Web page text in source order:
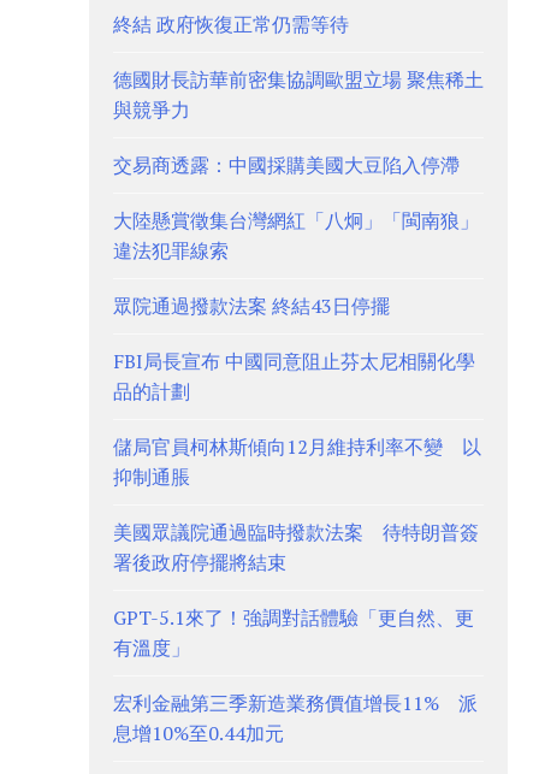
終結 政府恢復正常仍需等待
德國財長訪華前密集協調歐盟立場 聚焦稀土
與競爭力
交易商透露：中國採購美國大豆陷入停滯
大陸懸賞徵集台灣網紅「八炯」「閩南狼」
違法犯罪線索
眾院通過撥款法案 終結43日停擺
FBI局長宣布 中國同意阻止芬太尼相關化學
品的計劃
儲局官員柯林斯傾向12月維持利率不變 以
抑制通脹
美國眾議院通過臨時撥款法案 待特朗普簽
署後政府停擺將結束
GPT-5.1來了！強調對話體驗「更自然、更
有溫度」
宏利金融第三季新造業務價值增長11% 派
息增10%至0.44加元